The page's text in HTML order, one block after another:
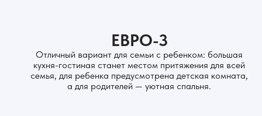
ЕВРО-3
Отличный вариант для семьи с ребенком: большая
кухня-гостиная станет местом притяжения для всей
семья, для ребенка предусмотрена детская комната,
а для родителей — уютная спальня.